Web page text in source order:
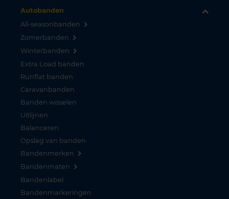
Autobanden
All-seasonbanden
Zomerbanden
Winterbanden
Extra Load banden
Runflat banden
Caravanbanden
Banden wisselen
Uitlijnen
Balanceren
Opslag van banden
Bandenmerken
Bandenmaten
Bandenlabel
Bandenmarkeringen